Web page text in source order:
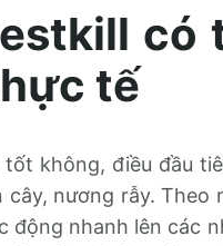
có
tế
không, điều đầu
nương rẫy. Theo
nhanh lên các